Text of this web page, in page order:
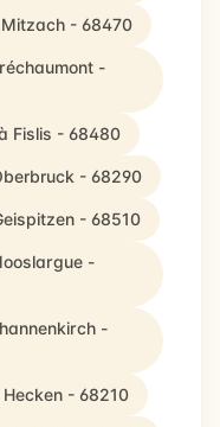
- 68470
-
Fislis - 68480
- 68290
- 68510
-
-
- 68210